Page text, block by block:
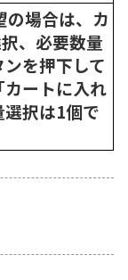
場合は、カ
、必要数量
を押下して
ートに入れ
択は1個で